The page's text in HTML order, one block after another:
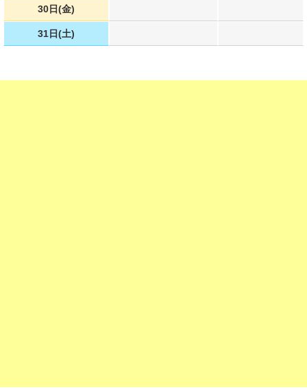
30日(金)
31日(土)